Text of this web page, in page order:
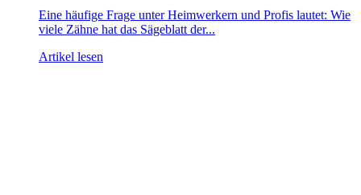
Eine häufige Frage unter Heimwerkern und Profis lautet: Wie
viele Zähne hat das Sägeblatt der...
Artikel lesen